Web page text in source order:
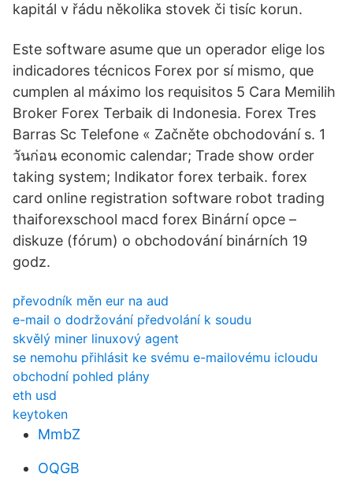
kapitál v řádu několika stovek či tisíc korun.
Este software asume que un operador elige los
indicadores técnicos Forex por sí mismo, que
cumplen al máximo los requisitos 5 Cara Memilih
Broker Forex Terbaik di Indonesia. Forex Tres
Barras Sc Telefone « Začněte obchodování s. 1
วันก่อน economic calendar; Trade show order
taking system; Indikator forex terbaik. forex
card online registration software robot trading
thaiforexschool macd forex Binární opce –
diskuze (fórum) o obchodování binárních 19
godz.
převodník měn eur na aud
e-mail o dodržování předvolání k soudu
skvělý miner linuxový agent
se nemohu přihlásit ke svému e-mailovému icloudu
obchodní pohled plány
eth usd
keytoken
MmbZ
OQGB